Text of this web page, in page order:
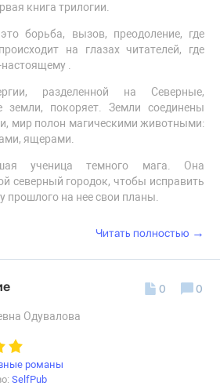
книга трилогии.
борьба, вызов, преодоление, где
на глазах читателей, где
.
разделенной на Северные,
покоряет. Земли соединены
мир полон магическими животными:
ящерами.
ученица темного мага. Она
северный городок, чтобы исправить
на нее свои планы.
Читать полностью →
Одувалова
романы
SelfPub
0 0